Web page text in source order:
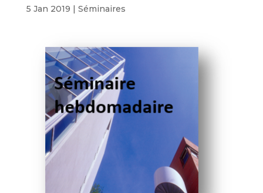
5 Jan 2019 | Séminaires